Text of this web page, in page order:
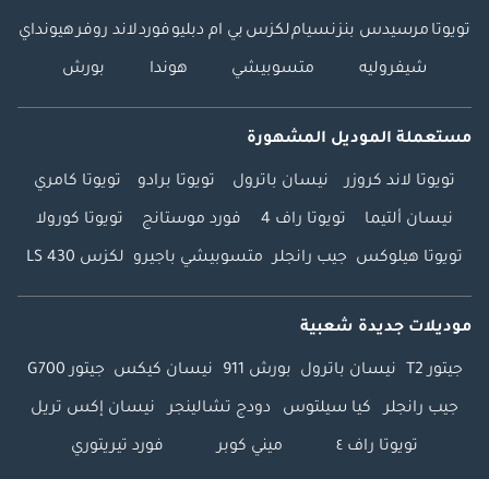
تويوتا مرسيدس بنزنسياملكزس بي ام دبليوفوردلاند روفرهيونداي
شيفروليه متسوبيشي هوندا بورش
مستعملة الموديل المشهورة
تويوتا لاند كروزر نيسان باترول تويوتا برادو تويوتا كامري
نيسان ألتيما تويوتا راف 4 فورد موستانج تويوتا كورولا
تويوتا هيلوكس جيب رانجلر متسوبيشي باجيرو لكزس LS 430
موديلات جديدة شعبية
جيتور T2 نيسان باترول بورش 911 نيسان كيكس جيتور G700
جيب رانجلر كيا سيلتوس دودج تشالينجر نيسان إكس تريل
تويوتا راف ٤ ميني كوبر فورد تيريتوري